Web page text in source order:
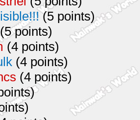
(5 points)
points)
(4 points)
(4 points)
(4 points)